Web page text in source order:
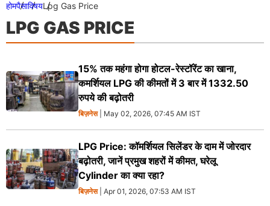
होमपैसाविषयLpg Gas Price
LPG GAS PRICE
15% तक महंगा होगा होटल-रेस्टॉरेंट का खाना,
कमर्शियल LPG की कीमतों में 3 बार में 1332.50
रुपये की बढ़ोतरी
बिज़नेस| May 02, 2026, 07:45 AM IST
LPG Price: कॉमर्शियल सिलेंडर के दाम में जोरदार
बढ़ोतरी, जानें प्रमुख शहरों में कीमत, घरेलू
Cylinder का क्या रहा?
बिज़नेस| Apr 01, 2026, 07:53 AM IST